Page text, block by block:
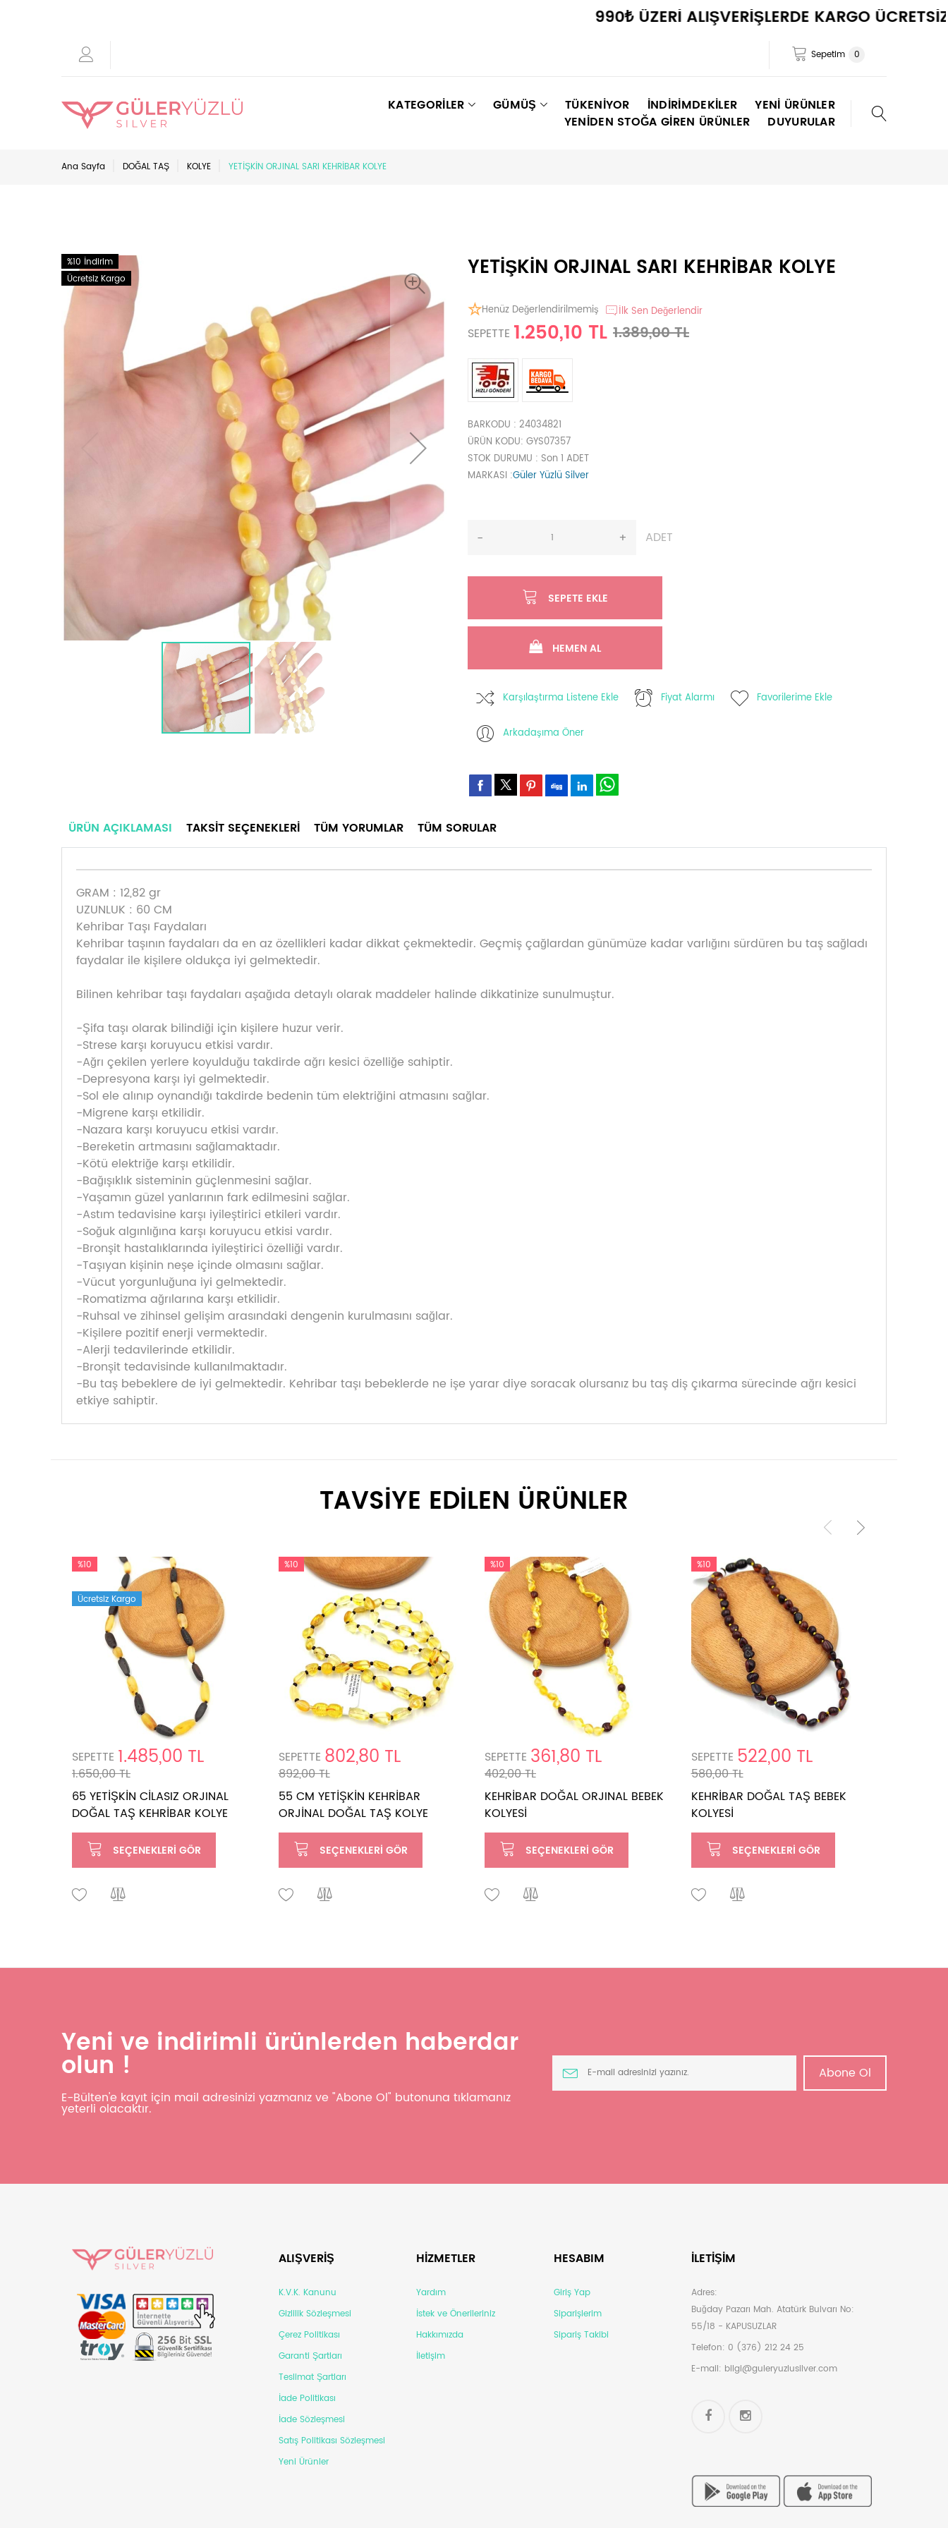
990₺ ÜZERİ ALIŞVERİŞLERDE KARGO ÜCRETSİZ !
Sepetim 0
KATEGORİLER GÜMÜŞ TÜKENIYOR İNDIRIMDEKILER
YENI ÜRÜNLER
YENIDEN STOĞA GIREN ÜRÜNLER
DUYURULAR
Ana Sayfa DOĞAL TAŞ KOLYE YETİŞKİN ORJINAL SARI KEHRİBAR KOLYE
YETİŞKİN ORJINAL SARI KEHRİBAR KOLYE
Henüz Değerlendirilmemiş İlk Sen Değerlendir
SEPETTE 1.250,10 TL 1.389,00 TL
BARKODU : 24034821
ÜRÜN KODU: GYS07357
STOK DURUMU : Son 1 ADET
MARKASI :Güler Yüzlü Silver
- + ADET
SEPETE EKLE
HEMEN AL
Karşılaştırma Listene Ekle Fiyat Alarmı Favorilerime Ekle
Arkadaşıma Öner
%10 İndirim
Ücretsiz Kargo
ÜRÜN AÇIKLAMASI TAKSIT SEÇENEKLERI TÜM YORUMLAR TÜM SORULAR
GRAM : 12,82 gr
UZUNLUK : 60 CM
Kehribar Taşı Faydaları
Kehribar taşının faydaları da en az özellikleri kadar dikkat çekmektedir. Geçmiş çağlardan günümüze kadar varlığını sürdüren bu taş sağladı
faydalar ile kişilere oldukça iyi gelmektedir.
Bilinen kehribar taşı faydaları aşağıda detaylı olarak maddeler halinde dikkatinize sunulmuştur.
-Şifa taşı olarak bilindiği için kişilere huzur verir.
-Strese karşı koruyucu etkisi vardır.
-Ağrı çekilen yerlere koyulduğu takdirde ağrı kesici özelliğe sahiptir.
-Depresyona karşı iyi gelmektedir.
-Sol ele alınıp oynandığı takdirde bedenin tüm elektriğini atmasını sağlar.
-Migrene karşı etkilidir.
-Nazara karşı koruyucu etkisi vardır.
-Bereketin artmasını sağlamaktadır.
-Kötü elektriğe karşı etkilidir.
-Bağışıklık sisteminin güçlenmesini sağlar.
-Yaşamın güzel yanlarının fark edilmesini sağlar.
-Astım tedavisine karşı iyileştirici etkileri vardır.
-Soğuk algınlığına karşı koruyucu etkisi vardır.
-Bronşit hastalıklarında iyileştirici özelliği vardır.
-Taşıyan kişinin neşe içinde olmasını sağlar.
-Vücut yorgunluğuna iyi gelmektedir.
-Romatizma ağrılarına karşı etkilidir.
-Ruhsal ve zihinsel gelişim arasındaki dengenin kurulmasını sağlar.
-Kişilere pozitif enerji vermektedir.
-Alerji tedavilerinde etkilidir.
-Bronşit tedavisinde kullanılmaktadır.
-Bu taş bebeklere de iyi gelmektedir. Kehribar taşı bebeklerde ne işe yarar diye soracak olursanız bu taş diş çıkarma sürecinde ağrı kesici
etkiye sahiptir.
TAVSİYE EDİLEN ÜRÜNLER
%10
Ücretsiz Kargo
SEPETTE 1.485,00 TL
1.650,00 TL
65 YETİŞKİN CİLASIZ ORJINAL
DOĞAL TAŞ KEHRİBAR KOLYE
SEÇENEKLERI GÖR
%10
SEPETTE 802,80 TL
892,00 TL
55 CM YETİŞKİN KEHRİBAR
ORJİNAL DOĞAL TAŞ KOLYE
SEÇENEKLERI GÖR
%10
SEPETTE 361,80 TL
402,00 TL
KEHRİBAR DOĞAL ORJINAL BEBEK
KOLYESİ
SEÇENEKLERI GÖR
%10
SEPETTE 522,00 TL
580,00 TL
KEHRİBAR DOĞAL TAŞ BEBEK
KOLYESİ
SEÇENEKLERI GÖR
Yeni ve indirimli ürünlerden haberdar
olun !
E-Bülten'e kayıt için mail adresinizi yazmanız ve "Abone Ol" butonuna tıklamanız
yeterli olacaktır.
Abone Ol
ALIŞVERİŞ
K.V.K. Kanunu
Gizlilik Sözleşmesi
Çerez Politikası
Garanti Şartları
Teslimat Şartları
İade Politikası
İade Sözleşmesi
Satış Politikası Sözleşmesi
Yeni Ürünler
HİZMETLER
Yardım
İstek ve Önerileriniz
Hakkımızda
İletişim
HESABIM
Giriş Yap
Siparişlerim
Sipariş Takibi
İLETIŞIM
Adres:
Buğday Pazarı Mah. Atatürk Bulvarı No:
55/18 - KAPUSUZLAR
Telefon: 0 (376) 212 24 25
E-mail: bilgi@guleryuzlusilver.com